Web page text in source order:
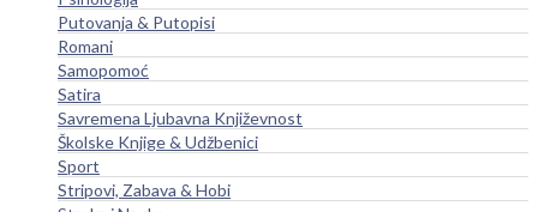
Putovanja & Putopisi
Romani
Samopomoć
Satira
Savremena Ljubavna Književnost
Školske Knjige & Udžbenici
Sport
Stripovi, Zabava & Hobi